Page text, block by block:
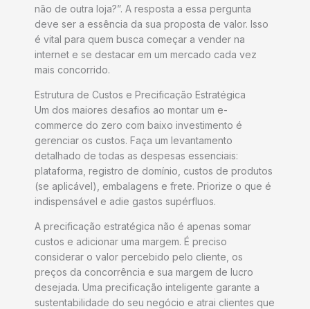
não de outra loja?”. A resposta a essa pergunta
deve ser a essência da sua proposta de valor. Isso
é vital para quem busca começar a vender na
internet e se destacar em um mercado cada vez
mais concorrido.
Estrutura de Custos e Precificação Estratégica
Um dos maiores desafios ao montar um e-
commerce do zero com baixo investimento é
gerenciar os custos. Faça um levantamento
detalhado de todas as despesas essenciais:
plataforma, registro de domínio, custos de produtos
(se aplicável), embalagens e frete. Priorize o que é
indispensável e adie gastos supérfluos.
A precificação estratégica não é apenas somar
custos e adicionar uma margem. É preciso
considerar o valor percebido pelo cliente, os
preços da concorrência e sua margem de lucro
desejada. Uma precificação inteligente garante a
sustentabilidade do seu negócio e atrai clientes que